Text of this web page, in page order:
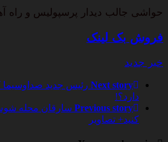
حواشی جالب دیدار پرسپولیس و راه
فروش بک لینک
خبر جدید
Next story رئیس جدید
دارد؟!
Previous story سارقان محله
کنید+ تصاویر